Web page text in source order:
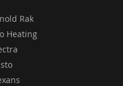
Rak
Heating